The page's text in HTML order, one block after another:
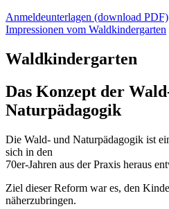
Anmeldeunterlagen (download PDF)
Impressionen vom Waldkindergarten
Waldkindergarten
Das Konzept der
Naturpädagogik
Die Wald- und Naturpädagogik ist
sich in den
70er-Jahren aus der Praxis heraus
Ziel dieser Reform war es, den
näherzubringen.